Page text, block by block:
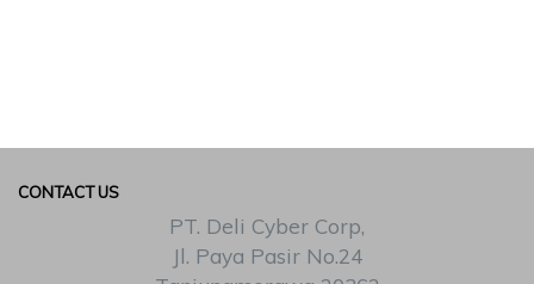
CONTACT US
PT. Deli Cyber Corp,
Jl. Paya Pasir No.24